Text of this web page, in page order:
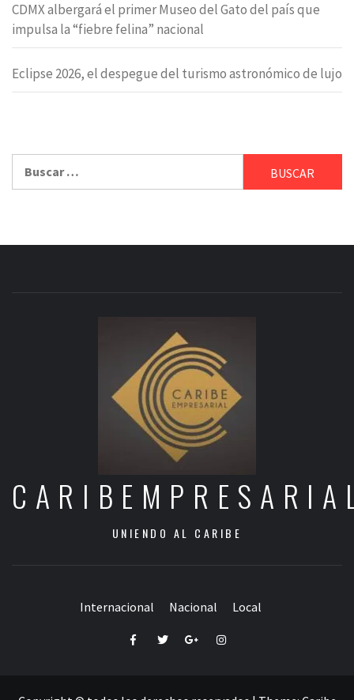
CDMX albergará el primer Museo del Gato del país que
impulsa la “fiebre felina” nacional
Eclipse 2026, el despegue del turismo astronómico de lujo
UNIENDO AL CARIBE
Internacional Nacional Local
FacebookTwitterGoogle+Instagram